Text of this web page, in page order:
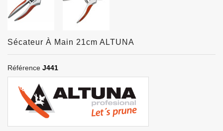
Sécateur À Main 21cm ALTUNA
Référence J441